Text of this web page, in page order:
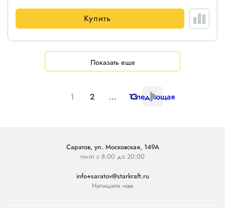
Купить
Показать еще
1 2 ... 13
Следующая
Саратов, ул. Московская, 149А
пн-пт с 8:00 до 20:00
info+saratov@starkraft.ru
Напишите нам